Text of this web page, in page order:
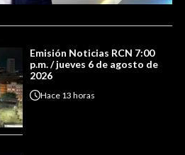
Emisión Noticias RCN 7:00
p.m. / jueves 6 de agosto de
2026
Hace 13 horas